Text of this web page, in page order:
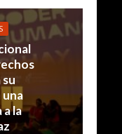
una
la